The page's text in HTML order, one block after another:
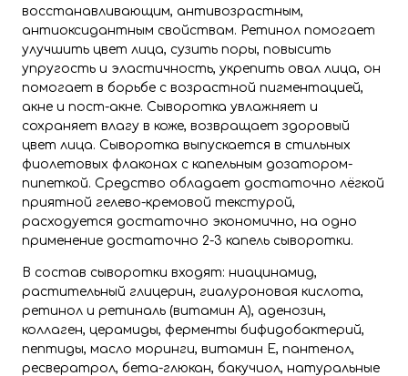
восстанавливающим, антивозрастным,
антиоксидантным свойствам. Ретинол помогает
улучшить цвет лица, сузить поры, повысить
упругость и эластичность, укрепить овал лица, он
помогает в борьбе с возрастной пигментацией,
акне и пост-акне. Сыворотка увлажняет и
сохраняет влагу в коже, возвращает здоровый
цвет лица. Сыворотка выпускается в стильных
фиолетовых флаконах с капельным дозатором-
пипеткой. Средство обладает достаточно лёгкой
приятной гелево-кремовой текстурой,
расходуется достаточно экономично, на одно
применение достаточно 2-3 капель сыворотки.
В состав сыворотки входят: ниацинамид,
растительный глицерин, гиалуроновая кислота,
ретинол и ретиналь (витамин А), аденозин,
коллаген, церамиды, ферменты бифидобактерий,
пептиды, масло моринги, витамин Е, пантенол,
ресвератрол, бета-глюкан, бакучиол, натуральные